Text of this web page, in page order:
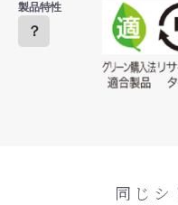
製品特性
？
同じ